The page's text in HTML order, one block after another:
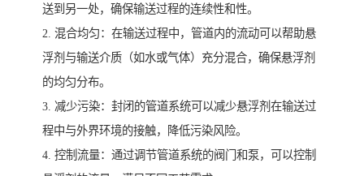
送到另一处，确保输送过程的连续性和性。
2. 混合均匀：在输送过程中，管道内的流动可以帮助悬
浮剂与输送介质（如水或气体）充分混合，确保悬浮剂
的均匀分布。
3. 减少污染：封闭的管道系统可以减少悬浮剂在输送过
程中与外界环境的接触，降低污染风险。
4. 控制流量：通过调节管道系统的阀门和泵，可以控制